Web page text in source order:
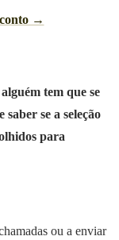
→
alguém tem que se
saber se a seleção
para
ou a enviar